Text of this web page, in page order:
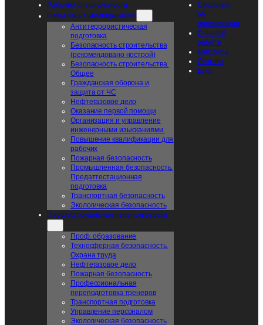
Рабочие специальности
Повышение квалификации
Антитеррористическая
подготовка
Безопасность строительства
(рекомендовано нострой)
Безопасность строительства.
Общее
Гражданская оборона и
защита от ЧС
Нефтегазовое дело
Оказание первой помощи
Организация и управление
инженерными изысканиями.
Повышение квалификации для
рабочих
Пожарная безопасность
Промышленная безопасность.
Предаттестационная
подготовка
Транспортная безопасность
Экологическая безопасность
Профессиональная переподготовка
Проф. образование
Teхносферная безопасность.
Охрана труда
Нефтегазовое дело
Пожарная безопасность
Профессиональная
переподготовка тренеров
Транспортная подготовка
Управление персоналом
Экологическая безопасность
Сведения
об
организации
О нашей
работе
Контакты
Отзывы
Блог